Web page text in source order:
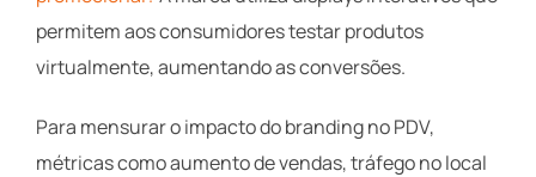
permitem aos consumidores testar produtos
virtualmente, aumentando as conversões.
Para mensurar o impacto do branding no PDV,
métricas como aumento de vendas, tráfego no local